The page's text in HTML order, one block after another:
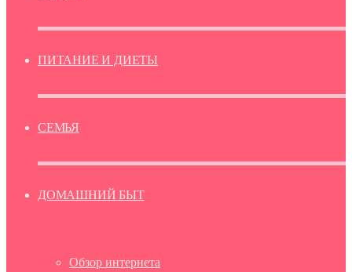
ПИТАНИЕ И ДИЕТЫ
СЕМЬЯ
ДОМАШНИЙ БЫТ
Обзор интернета